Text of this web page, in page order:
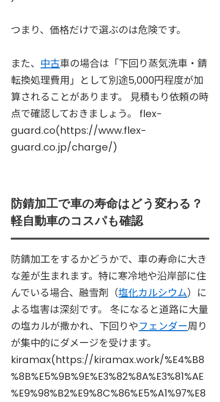
つまり、価格だけで選ぶのは危険です。
また、 中古車の場合は「下回り蒸気洗車・錆
転換処理費用」として別途5,000円程度が加
算されることがあります。 見積もり依頼の時
点で確認しておきましょう。 flex-
guard.co(https://www.flex-
guard.co.jp/charge/)
防錆加工で車の寿命はどう変わる？
軽自動車のコスパも確認
防錆加工をするかどうかで、車の寿命に大き
な差が生まれます。特に寒冷地や沿岸部に住
んでいる場合、融雪剤（塩化カルシウム）に
よる塩害は深刻です。 冬になると道路に大量
の塩カルが撒かれ、下回りやフェンダー周り
が集中的にダメージを受けます。
kiramax(https://kiramax.work/%E4%B8
%8B%E5%9B%9E%E3%82%8A%E3%81%AE
%E9%98%B2%E9%8C%86%E5%A1%97%E8